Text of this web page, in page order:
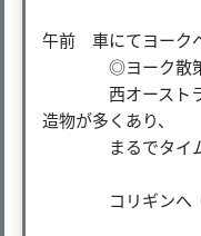
午前 車にてヨーク
◎ヨーク散
西オーストラリ
造物が多くあり、
まるでタイムス
コリギンへ（